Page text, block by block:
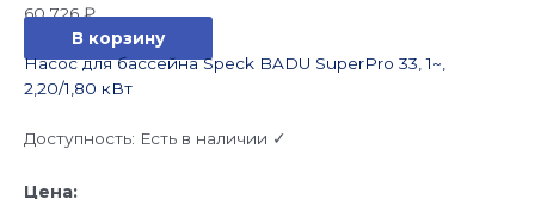
60 726₽
В корзину
Насос для бассейна Speck BADU SuperPro 33, 1~,
2,20/1,80 кВт
Доступность: Есть в наличии ✓